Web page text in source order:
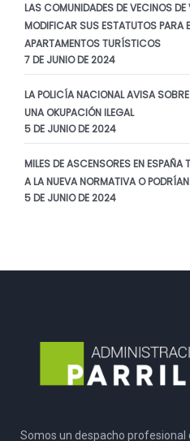
LAS COMUNIDADES DE VECINOS
MODIFICAR SUS ESTATUTOS PARA
APARTAMENTOS TURÍSTICOS
7 DE JUNIO DE 2024
LA POLICÍA NACIONAL AVISA
UNA OKUPACIÓN ILEGAL
5 DE JUNIO DE 2024
MILES DE ASCENSORES EN ESPAÑA
A LA NUEVA NORMATIVA O
5 DE JUNIO DE 2024
Somos un despacho